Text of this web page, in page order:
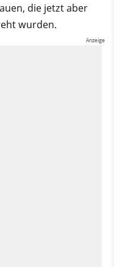
die jetzt aber
wurden.